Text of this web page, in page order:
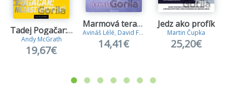
Tadej Pogačar: Nezastaviteľný
Andy McGrath
19,67€
Marmová terapie a ájurvéda
Avináš Lélé, David Frawley Subháš Ránadé
14,41€
Jedz ako profík
Martin Čupka
25,20€